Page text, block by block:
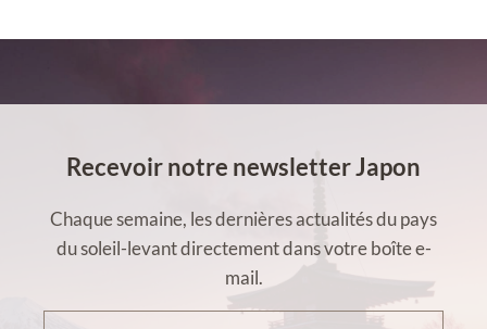
Recevoir notre newsletter Japon
Chaque semaine, les dernières actualités du pays
du soleil-levant directement dans votre boîte e-
mail.